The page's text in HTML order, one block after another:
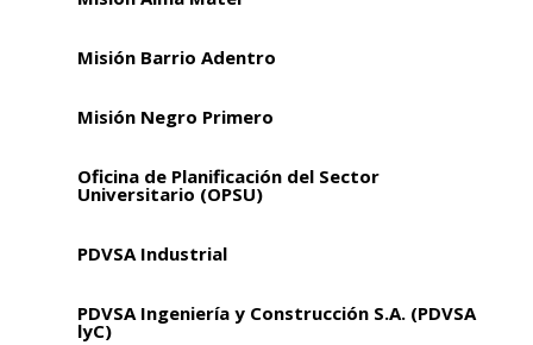
Misión Barrio Adentro
Misión Negro Primero
Oficina de Planificación del Sector
Universitario (OPSU)
PDVSA Industrial
PDVSA Ingeniería y Construcción S.A. (PDVSA
lyC)